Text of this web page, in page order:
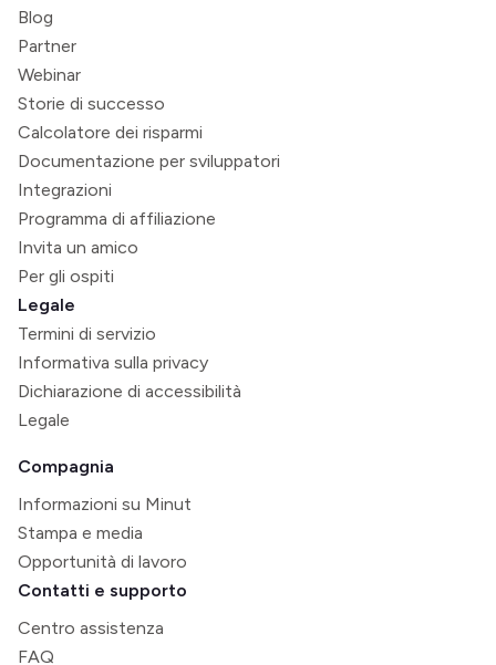
Blog
Partner
Webinar
Storie di successo
Calcolatore dei risparmi
Documentazione per sviluppatori
Integrazioni
Programma di affiliazione
Invita un amico
Per gli ospiti
Legale
Termini di servizio
Informativa sulla privacy
Dichiarazione di accessibilità
Legale
Compagnia
Informazioni su Minut
Stampa e media
Opportunità di lavoro
Contatti e supporto
Centro assistenza
FAQ